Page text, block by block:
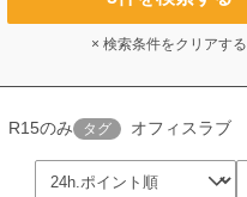
× 検索条件をクリアする
R15のみ タグ オフィスラブ